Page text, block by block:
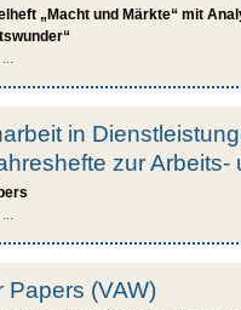
„Macht und Märkte“ mit
in
zur
Papers (VAW)